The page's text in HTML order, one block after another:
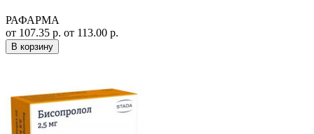
РАФАРМА
от 107.35 р. от 113.00 р.
В корзину